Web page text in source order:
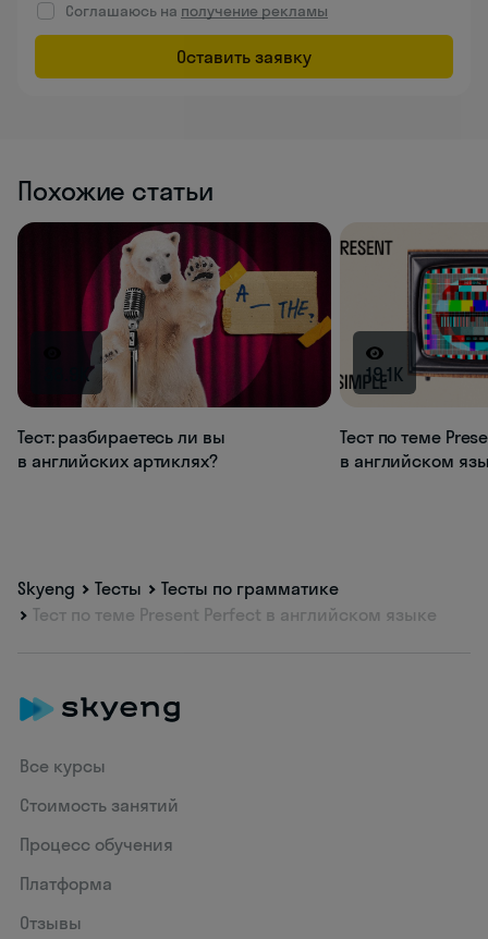
Соглашаюсь на получение рекламы
Оставить заявку
Похожие статьи
38.9K
Тест: разбираетесь ли вы
в английских артиклях?
19.1K
Тест по теме
в английском
Skyeng Тесты
Тесты по грамматике
Тест по теме Present Perfect в английском языке
Все курсы
Стоимость занятий
Процесс обучения
Платформа
Отзывы